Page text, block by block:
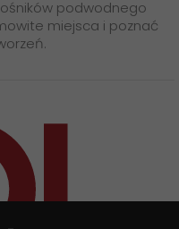
podwodnego
miejsca i poznać